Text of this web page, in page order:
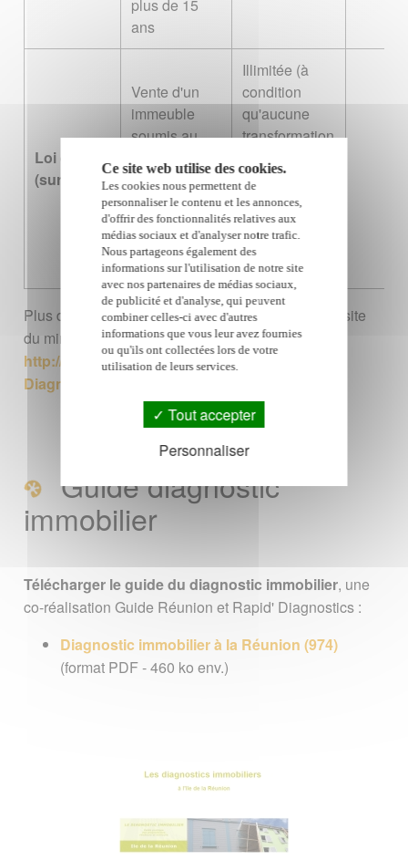
plus de 15
ans
Loi carrez
(surface)
Vente d'un
immeuble
soumis au
statut de la
copropriété
(appartement,
maison
jumelée,...)
Illimitée (à
condition
qu'aucune
transformation
n'ai été
effectuée
depuis le
dernier
certificat
Carrez)
Plus d'infos sur les diagnostics immobiliers sur le site
du ministère chargé du logement :
http://www.developpement-durable.gouv.fr/-
Diagnostics-techniques-immobiliers-.html
Guide diagnostic
immobilier
Télécharger le guide du diagnostic immobilier, une
co-réalisation Guide Réunion et Rapid' Diagnostics :
Diagnostic immobilier à la Réunion (974)
(format PDF - 460 ko env.)
Ce site web utilise des cookies.
Les cookies nous permettent de
personnaliser le contenu et les annonces,
d'offrir des fonctionnalités relatives aux
médias sociaux et d'analyser notre trafic.
Nous partageons également des
informations sur l'utilisation de notre site
avec nos partenaires de médias sociaux,
de publicité et d'analyse, qui peuvent
combiner celles-ci avec d'autres
informations que vous leur avez fournies
ou qu'ils ont collectées lors de votre
utilisation de leurs services.
Tout accepter
Personnaliser